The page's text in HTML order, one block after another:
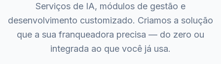
Serviços de IA, módulos de gestão e
desenvolvimento customizado. Criamos a solução
que a sua franqueadora precisa — do zero ou
integrada ao que você já usa.